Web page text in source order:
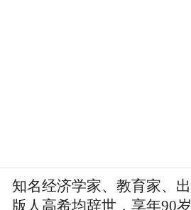
知名经济学家、教育家、出
版人高希均辞世，享年90岁